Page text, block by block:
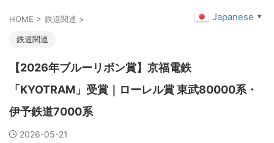
HOME > 鉄道関連 >
鉄道関連
【2026年ブルーリボン賞】京福電鉄
「KYOTRAM」受賞｜ローレル賞 東武80000系・
伊予鉄道7000系
2026-05-21
Japanese ▼